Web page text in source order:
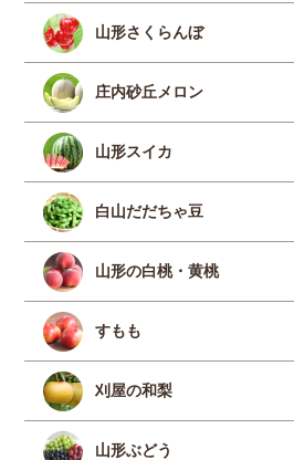
山形さくらんぼ
庄内砂丘メロン
山形スイカ
白山だだちゃ豆
山形の白桃・黄桃
すもも
刈屋の和梨
山形ぶどう